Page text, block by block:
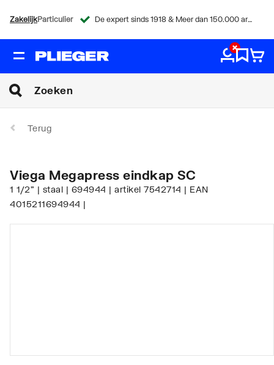
ZakelijkParticulier De expert sinds 1918 & Meer dan 150.000 artikelen
Terug
Viega Megapress eindkap SC
1 1/2" | staal | 694944 | artikel 7542714 | EAN
4015211694944 |